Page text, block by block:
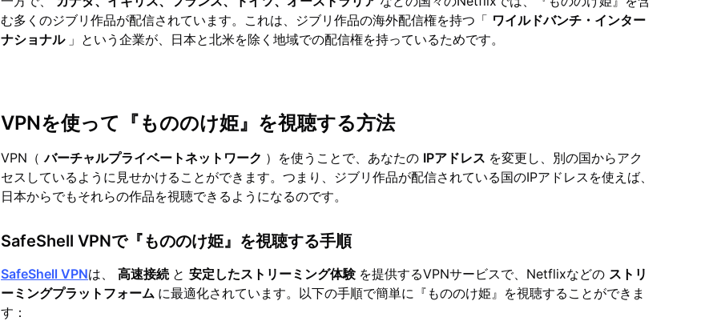
む多くのジブリ作品が配信されています。これは、ジブリ作品の海外配信権を持つ「 ワイルドバンチ・インター
ナショナル 」という企業が、日本と北米を除く地域での配信権を持っているためです。
VPNを使って『もののけ姫』を視聴する方法
VPN（バーチャルプライベートネットワーク ）を使うことで、あなたの IPアドレス を変更し、別の国からアク
セスしているように見せかけることができます。つまり、ジブリ作品が配信されている国のIPアドレスを使えば、
日本からでもそれらの作品を視聴できるようになるのです。
SafeShell VPNで『もののけ姫』を視聴する手順
SafeShell VPNは、高速接続 と安定したストリーミング体験 を提供するVPNサービスで、Netflixなどの ストリ
ーミングプラットフォーム に最適化されています。以下の手順で簡単に『もののけ姫』を視聴することができま
す：